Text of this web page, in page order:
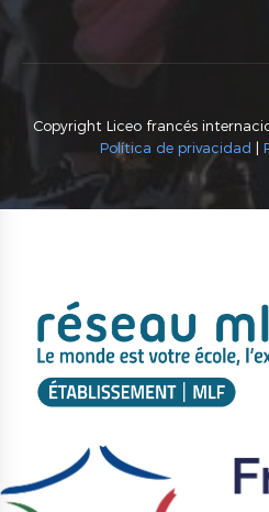
Copyright Liceo francés
Política de privacidad |